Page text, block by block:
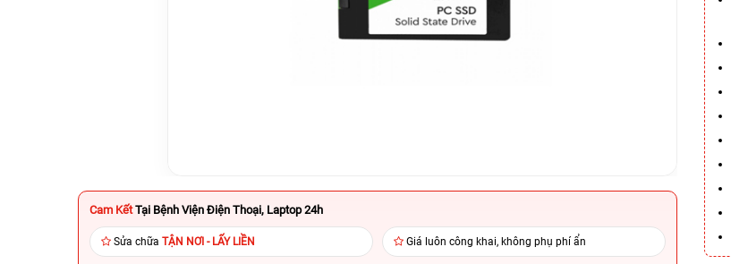
Cam Kết Tại Bệnh Viện Điện Thoại, Laptop 24h
Sửa chữa TẬN NƠI - LẤY LIỀN Giá luôn công khai, không phụ phí ẩn